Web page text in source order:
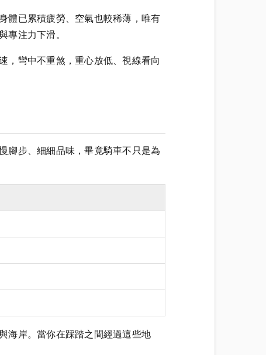
體已累積疲勞、空氣也較稀薄，唯有
專注力下滑。
彎中不重煞，重心放低、視線看向
腳步、細細品味，畢竟騎車不只是為
海岸。當你在踩踏之間經過這些地